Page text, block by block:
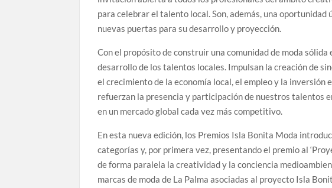
para celebrar el talento local. Son, además, una
nuevas puertas para su desarrollo y proyección.
Con el propósito de construir una comunidad de moda
desarrollo de los talentos locales. Impulsan la creación de
el crecimiento de la economía local, el empleo y la inversión
refuerzan la presencia y participación de nuestros talentos
en un mercado global cada vez más competitivo.
En esta nueva edición, los Premios Isla Bonita Moda
categorías y, por primera vez, presentando el premio al
de forma paralela la creatividad y la conciencia
marcas de moda de La Palma asociadas al proyecto Isla